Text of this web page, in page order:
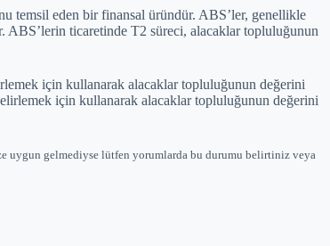
temsil eden bir finansal üründür. ABS’ler, genellikle
ABS’lerin ticaretinde T2 süreci, alacaklar topluluğunun
için kullanarak alacaklar topluluğunun değerini
için kullanarak alacaklar topluluğunun değerini
uygun gelmediyse lütfen yorumlarda bu durumu belirtiniz veya